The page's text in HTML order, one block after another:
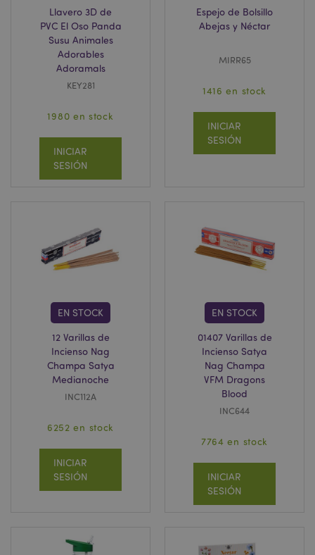
Llavero 3D de
PVC El Oso Panda
Susu Animales
Adorables
Adoramals
KEY281
1980 en stock
INICIAR
SESIÓN
Espejo de Bolsillo
Abejas y Néctar
MIRR65
1416 en stock
INICIAR
SESIÓN
EN STOCK
12 Varillas de
Incienso Nag
Champa Satya
Medianoche
INC112A
6252 en stock
INICIAR
SESIÓN
EN STOCK
01407 Varillas de
Incienso Satya
Nag Champa
VFM Dragons
Blood
INC644
7764 en stock
INICIAR
SESIÓN
www.puckator.es
recently_viewed_product_previous
www.puckator.es
product_data_storage
Adobe Inc.
www.puckator.es
www.puckator.es